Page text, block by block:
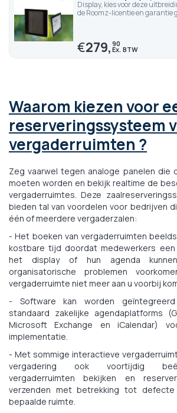
Display, kies voor deze
de Roomz-licentie en garantie
€279,90
Waarom kiezen voor
reserveringssysteem
vergaderruimten ?
Zeg vaarwel tegen analoge panelen die
moeten worden en bekijk realtime de
vergaderruimtes. Deze
bieden tal van voordelen voor bedrijven
één of meerdere vergaderzalen:
- Het boeken van vergaderruimten
kostbare tijd doordat medewerkers
het display of hun agenda
organisatorische problemen
vergaderruimte niet meer aan u voorbij
- Software kan worden
standaard zakelijke agendaplatforms
Microsoft Exchange en iCalendar)
implementatie.
- Met sommige interactieve
vergadering ook voortijdig
vergaderruimten bekijken en
verzenden met betrekking tot
bepaalde ruimte.